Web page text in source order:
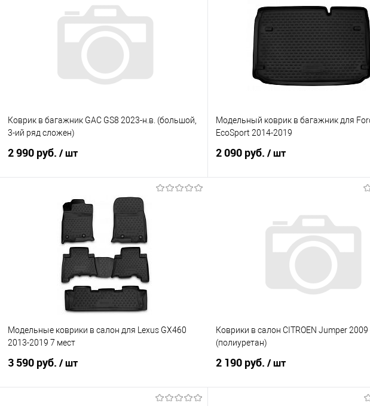
Коврик в багажник GAC GS8 2023-н.в. (большой,
3-ий ряд сложен)
2 990 руб. / шт
В корзину
Купить в 1 клик
Сравнение
В избранное
Под заказ
Модельный коврик в багажник для
EcoSport 2014-2019
2 090 руб. / шт
Купить в 1 клик
Сравнение
Под заказ
Модельные коврики в салон для Lexus GX460
2013-2019 7 мест
3 590 руб. / шт
Коврики в салон CITROEN Jumper 2009
(полиуретан)
2 190 руб. / шт